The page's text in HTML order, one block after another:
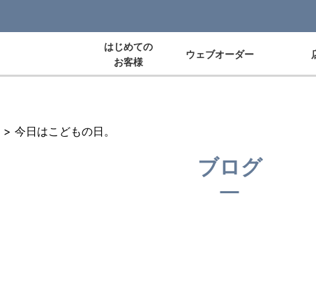
はじめての
お客様
ウェブオーダー
> 今日はこどもの日。
ブログ